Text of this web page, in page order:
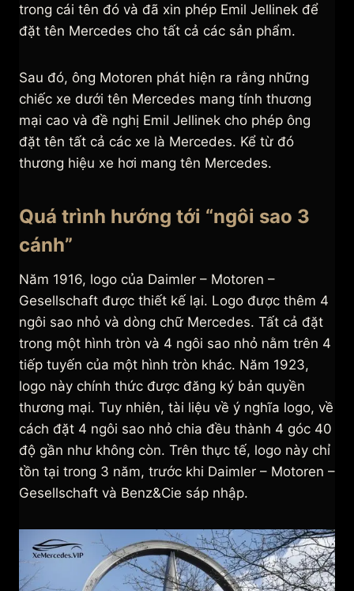
trong cái tên đó và đã xin phép Emil Jellinek để
đặt tên Mercedes cho tất cả các sản phẩm.
Sau đó, ông Motoren phát hiện ra rằng những
chiếc xe dưới tên Mercedes mang tính thương
mại cao và đề nghị Emil Jellinek cho phép ông
đặt tên tất cả các xe là Mercedes. Kể từ đó
thương hiệu xe hơi mang tên Mercedes.
Quá trình hướng tới “ngôi sao 3
cánh”
Năm 1916, logo của Daimler – Motoren –
Gesellschaft được thiết kế lại. Logo được thêm 4
ngôi sao nhỏ và dòng chữ Mercedes. Tất cả đặt
trong một hình tròn và 4 ngôi sao nhỏ nằm trên 4
tiếp tuyến của một hình tròn khác. Năm 1923,
logo này chính thức được đăng ký bản quyền
thương mại. Tuy nhiên, tài liệu về ý nghĩa logo, về
cách đặt 4 ngôi sao nhỏ chia đều thành 4 góc 40
độ gần như không còn. Trên thực tế, logo này chỉ
tồn tại trong 3 năm, trước khi Daimler – Motoren –
Gesellschaft và Benz&Cie sáp nhập.